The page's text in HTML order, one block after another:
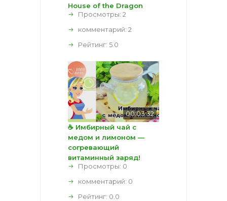
House of the Dragon
Просмотры: 2
комментарий: 2
Рейтинг: 5.0
00:03:32
☕ Имбирный чай с
медом и лимоном —
согревающий
витаминный заряд!
Просмотры: 0
комментарий: 0
Рейтинг: 0.0